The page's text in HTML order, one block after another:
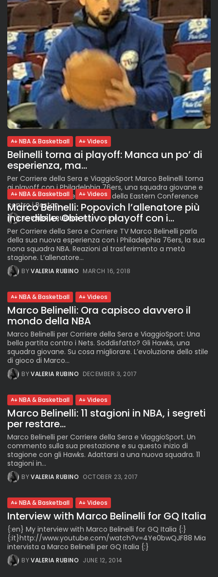
NBA & Basketball Videos
Belinelli torna ai playoff: Manca un po’ di
esperienza, ma...
Per Corriere della Sera e ViaggioSport Marco Belinelli torna
ai playoff con i Philadelphia 76ers, una squadra giovane e
ricca di talenti. Nelle semifinali della Eastern Conference
contro i Boston...
BYVALERIA RUBINO MAY 7, 2018
NBA & Basketball Videos
Marco Belinelli: Popovich l’allenatore più
incredibile. Obiettivo playoff con i...
Per Corriere della Sera e Corriere TV Marco Belinelli parla
della sua nuova esperienza con i Philadelphia 76ers, la sua
nona squadra NBA. Reazioni al trasferimento a metà
stagione. L’allenatore...
BYVALERIA RUBINO MARCH 16, 2018
NBA & Basketball Videos
Marco Belinelli: Ora capisco davvero il
mondo della NBA
Marco Belinelli per Corriere della Sera e ViaggioSport: Una
bella partita contro i Nets. Soddisfatto? Gli Hawks, una
squadra giovane. Su cosa migliorare. L’evoluzione dello stile
di gioco di Marco...
BYVALERIA RUBINO DECEMBER 3, 2017
NBA & Basketball Videos
Marco Belinelli: 11 stagioni in NBA, i segreti
per restare...
Marco Belinelli per Corriere della Sera e ViaggioSport. Un
commento sulla sua prestazione e su questo inizio di
stagione con gli Hawks. Adattarsi a una nuova squadra. 11
stagioni in...
BYVALERIA RUBINO OCTOBER 23, 2017
NBA & Basketball Videos
Interview with Marco Belinelli for GQ Italia
{:en} My interview with Marco Belinelli for GQ Italia {:}
{:it}http://www.youtube.com/watch?v=4Ye0bwQJF88 Mia
intervista a Marco Belinelli per GQ Italia {:}
BYVALERIA RUBINO JUNE 12, 2014